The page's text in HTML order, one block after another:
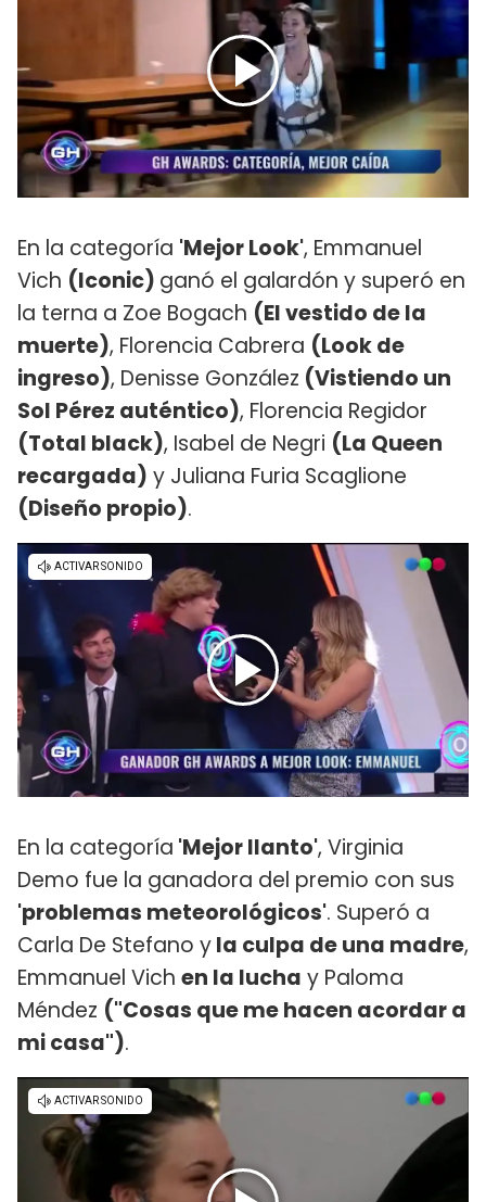
En la categoría 'Mejor Look', Emmanuel
Vich (Iconic) ganó el galardón y superó en
la terna a Zoe Bogach (El vestido de la
muerte), Florencia Cabrera (Look de
ingreso), Denisse González (Vistiendo un
Sol Pérez auténtico), Florencia Regidor
(Total black), Isabel de Negri (La Queen
recargada) y Juliana Furia Scaglione
(Diseño propio).
En la categoría 'Mejor llanto', Virginia
Demo fue la ganadora del premio con sus
'problemas meteorológicos'. Superó a
Carla De Stefano yla culpa de una madre,
Emmanuel Vich en la lucha y Paloma
Méndez ("Cosas que me hacen acordar a
mi casa").